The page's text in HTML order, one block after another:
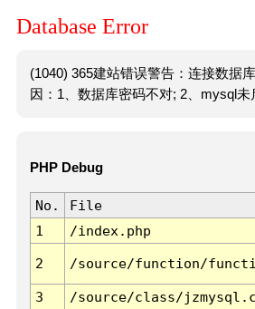
Database Error
(1040) 365建站错误警告：连接数据
因：1、数据库密码不对; 2、mysql未
PHP Debug
No. File
1
/index.php
2 /source/function/
3 /source/class/